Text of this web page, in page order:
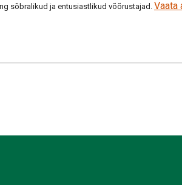
sõbralikud ja entusiastlikud võõrustajad.Vaata